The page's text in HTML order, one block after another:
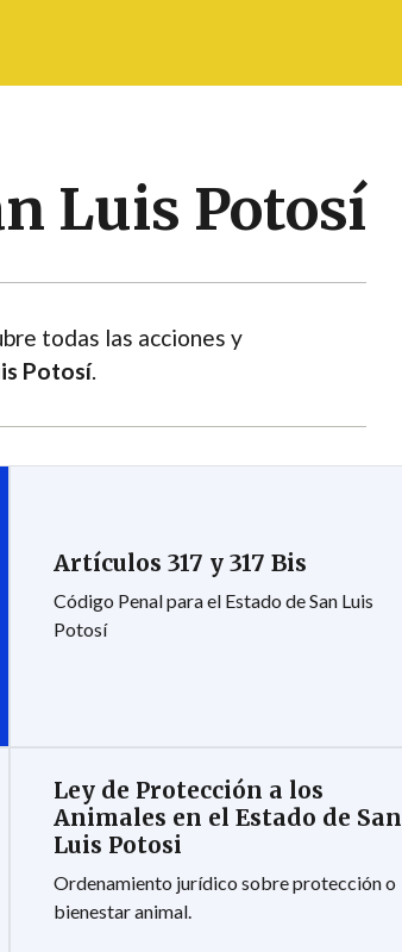
Luis Potosí
todas las acciones y
Potosí.
Artículos 317 y 317 Bis
Código Penal para el Estado de San Luis
Potosí
Ley de Protección a los
Animales en el Estado de San
Luis Potosi
Ordenamiento jurídico sobre protección o
bienestar animal.